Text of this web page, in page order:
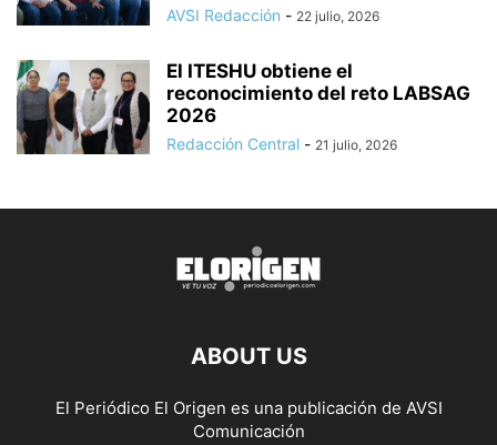
AVSI Redacción - 22 julio, 2026
El ITESHU obtiene el
reconocimiento del reto LABSAG
2026
Redacción Central - 21 julio, 2026
ABOUT US
El Periódico El Origen es una publicación de AVSI
Comunicación